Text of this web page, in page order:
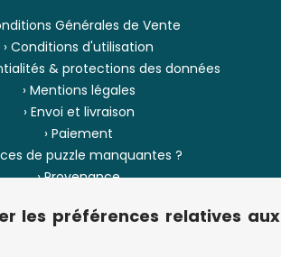
Générales de Vente
› Conditions d'utilisation
& protections des données
› Mentions légales
› Envoi et livraison
› Paiement
de puzzle manquantes ?
› Provenance
› Plan du site
les préférences relatives aux